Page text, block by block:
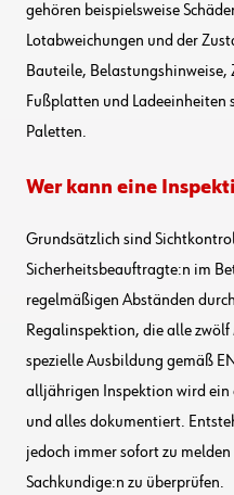
gehören beispielsweise
Lotabweichungen und der
Bauteile,
Fußplatten und
Paletten.
Wer kann eine
Grundsätzlich sind
Sicherheitsbeauftragte:n im
regelmäßigen Abständen
Regalinspektion, die alle
spezielle Ausbildung gemäß
alljährigen Inspektion wird
und alles dokumentiert.
jedoch immer sofort zu
Sachkundige:n zu überprüfen.